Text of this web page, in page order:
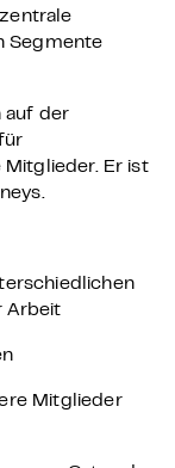
Segmente
auf der
Er ist
Arbeit
Mitglieder